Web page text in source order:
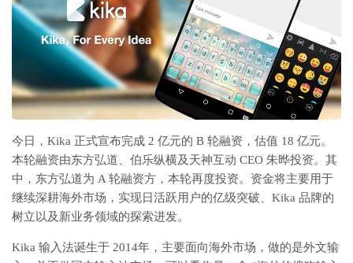
今日，Kika 正式宣布完成 2 亿元的 B 轮融资，估值 18 亿元。
本轮融资由东方弘道、伯乐纵横及天神互动 CEO 朱晔投资。其
中，东方弘道为 A 轮融资方，本轮再度投资。资金将主要用于
继续深耕海外市场，实现日活跃用户的亿级突破、Kika 品牌的
树立以及新业务领域的探索进发。
Kika 输入法诞生于 2014年，主要面向海外市场，做的是外文输